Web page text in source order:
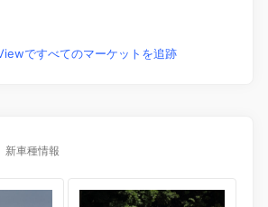
ですべてのマーケットを追跡
新車種情報